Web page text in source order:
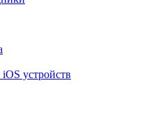
устройств